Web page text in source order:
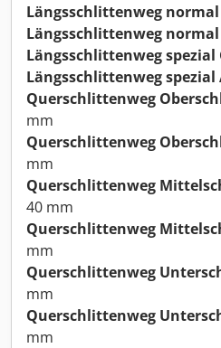
Längsschlittenweg
Längsschlittenweg
Längsschlittenweg spezial
Längsschlittenweg spezial
Querschlittenweg
mm
Querschlittenweg
mm
Querschlittenweg
40 mm
Querschlittenweg
mm
Querschlittenweg
mm
Querschlittenweg
mm